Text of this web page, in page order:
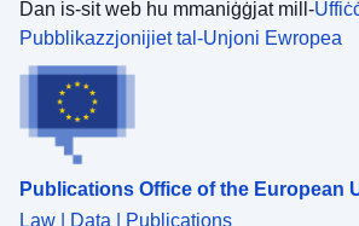
Dan is-sit web hu mmaniġġjat mill-
Pubblikazzjonijiet tal-Unjoni Ewropea
Publications Office of the European
Law | Data | Publications